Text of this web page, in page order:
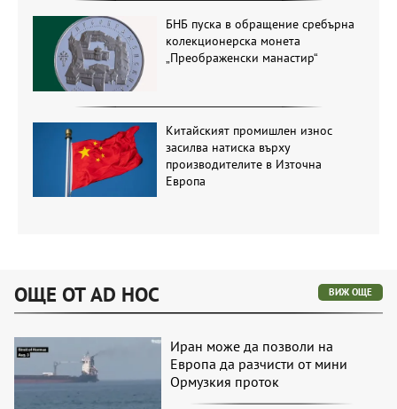
БНБ пуска в обращение сребърна
колекционерска монета
„Преображенски манастир“
Китайският промишлен износ
засилва натиска върху
производителите в Източна
Европа
ОЩЕ ОТ AD HOC ВИЖ ОЩЕ
Иран може да позволи на
Европа да разчисти от мини
Ормузкия проток